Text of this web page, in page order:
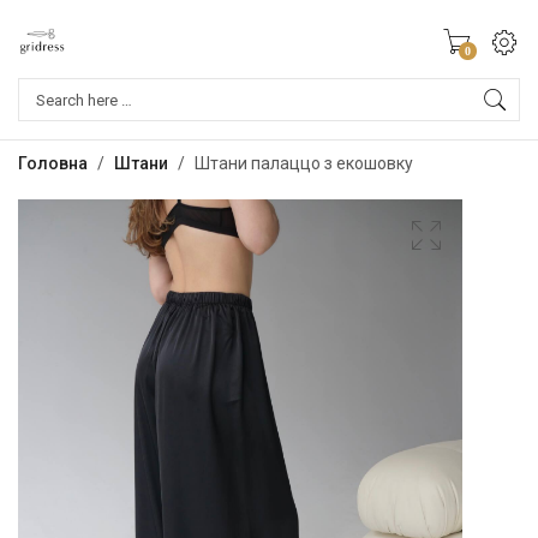
0
Головна / Штани / Штани палаццо з екошовку